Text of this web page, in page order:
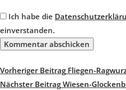
Ich habe die
einverstanden.
Beitragsnavigation
Vorheriger
Beitrag
Vorheriger Beitrag Fliegen-
Nächster
Nächster Beitrag Wiesen-